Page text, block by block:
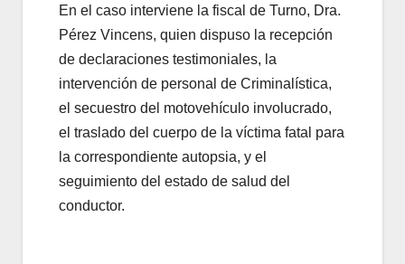
En el caso interviene la fiscal de Turno, Dra.
Pérez Vincens, quien dispuso la recepción
de declaraciones testimoniales, la
intervención de personal de Criminalística,
el secuestro del motovehículo involucrado,
el traslado del cuerpo de la víctima fatal para
la correspondiente autopsia, y el
seguimiento del estado de salud del
conductor.